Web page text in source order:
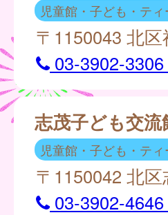
児童館・子ども・テ
〒1150043 北
03-3902-3306
志茂子ども交流
児童館・子ども・テ
〒1150042 北
03-3902-4646